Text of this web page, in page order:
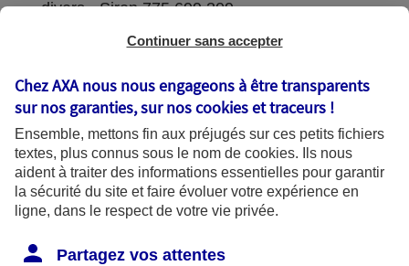
divers - Siren 775 699 309
Sièges sociaux : 313 Terrasses de l’Arche –
Coordonnées de l'Autorité de contrôle
prudentiel et de résolution (ACPR) : - 4
Place de Budapest - CS 92459 - 75436
Paris Cedex 09. Le détail des procédures de
recours et de réclamation et les
disponibles sur le site axa.fr.
Continuer sans accepter
Chez AXA nous nous engageons à être transparents
sur nos garanties, sur noscookies et traceurs !
Ensemble, mettons fin aux préjugés sur ces petits fichiers
textes, plus connus sous le nom de cookies. Ils nous
aident à traiter des informations essentielles pour garantir
la sécurité du site et faire évoluer votre expérience en
ligne, dans le respect de votre vie privée.
Partagez vos attentes